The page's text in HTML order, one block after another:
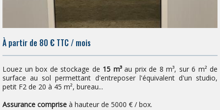
À partir de 80 € TTC / mois
Louez un box de stockage de 15 m³au prix de 8 m³, sur 6 m² de
surface au sol permettant d'entreposer l'équivalent d'un studio,
petit F2 de 20 à 45 m², bureau...
Assurance comprise à hauteur de 5000 € / box.